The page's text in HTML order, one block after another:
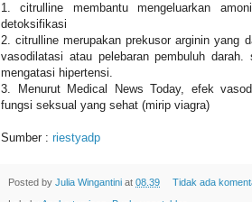
1. citrulline membantu mengeluarkan
detoksifikasi
2. citrulline merupakan prekusor arginin yang
vasodilatasi atau pelebaran pembuluh
mengatasi hipertensi.
3. Menurut Medical News Today, efek
fungsi seksual yang sehat (mirip viagra)
Sumber : riestyadp
Posted by Julia Wingantini at 08.39 Tidak ada